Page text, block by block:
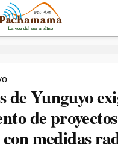
de Yunguyo
de
medidas